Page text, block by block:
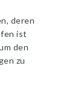
deren
ist
den
zu